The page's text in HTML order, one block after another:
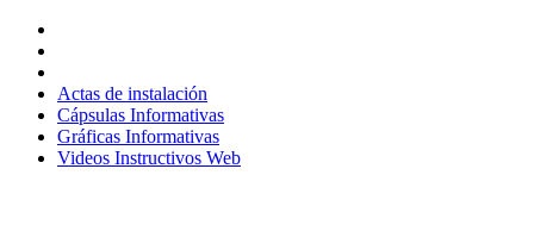
contenido
Actas de instalación
Cápsulas Informativas
Gráficas Informativas
Videos Instructivos Web